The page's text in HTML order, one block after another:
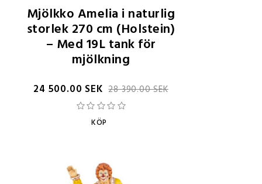
Mjölkko Amelia i naturlig
storlek 270 cm (Holstein)
– Med 19L tank för
mjölkning
24 500.00 SEK 28 390.00 SEK
KÖP